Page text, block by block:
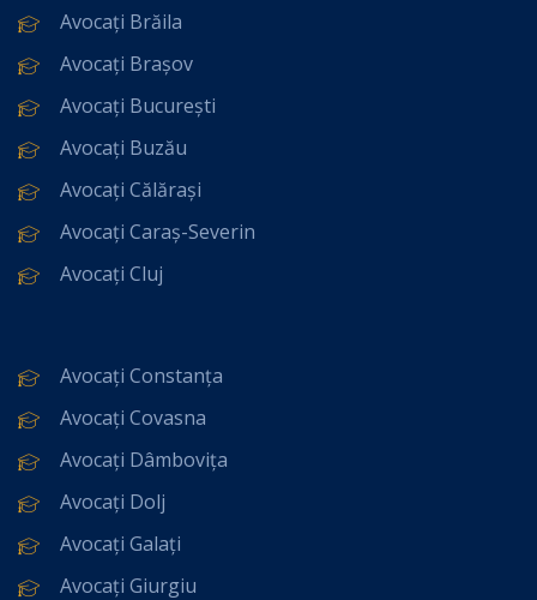
Avocați Brăila
Avocați Brașov
Avocați București
Avocați Buzău
Avocați Călărași
Avocați Caraș-Severin
Avocați Cluj
Avocați Constanța
Avocați Covasna
Avocați Dâmbovița
Avocați Dolj
Avocați Galați
Avocați Giurgiu